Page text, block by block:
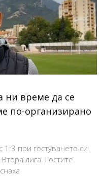
ни време да се
по-организирано
при гостуването си
лига. Гостите